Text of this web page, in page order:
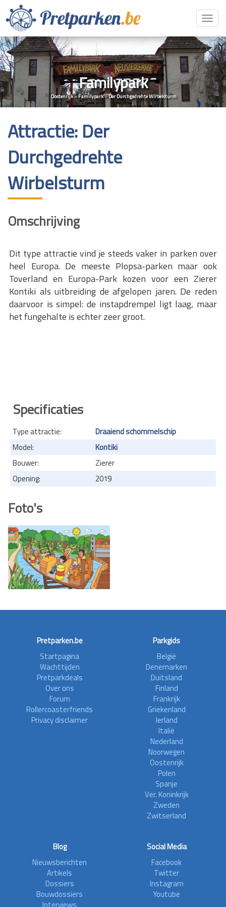
Familypark
Oostenrijk»Familypark»Der Durchgedrehte Wirbelsturm
Attractie: Der
Durchgedrehte
Wirbelsturm
Omschrijving
Dit type attractie vind je steeds vaker in parken over
heel Europa. De meeste Plopsa-parken maar ook
Toverland en Europa-Park kozen voor een Zierer
Kontiki als uitbreiding de afgelopen jaren. De reden
daarvoor is simpel: de instapdrempel ligt laag, maar
het fungehalte is echter zeer groot.
Specificaties
Type attractie:
Draaiend schommelschip
Model:
Kontiki
Bouwer:
Zierer
Opening:
2019
Foto's
Pretparken.be
Startpagina
Wachttijden
Pretparkdeals
Over ons
Forum
Rollercoasterfriends
Privacy disclaimer
Parkgids
België
Denemarken
Duitsland
Finland
Frankrijk
Griekenland
Ierland
Italië
Nederland
Noorwegen
Oostenrijk
Polen
Spanje
Ver. Koninkrijk
Zweden
Zwitserland
Blog
Nieuwsberichten
Artikels
Dossiers
Bouwdossiers
Interviews
Social Media
Facebook
Twitter
Instagram
Youtube